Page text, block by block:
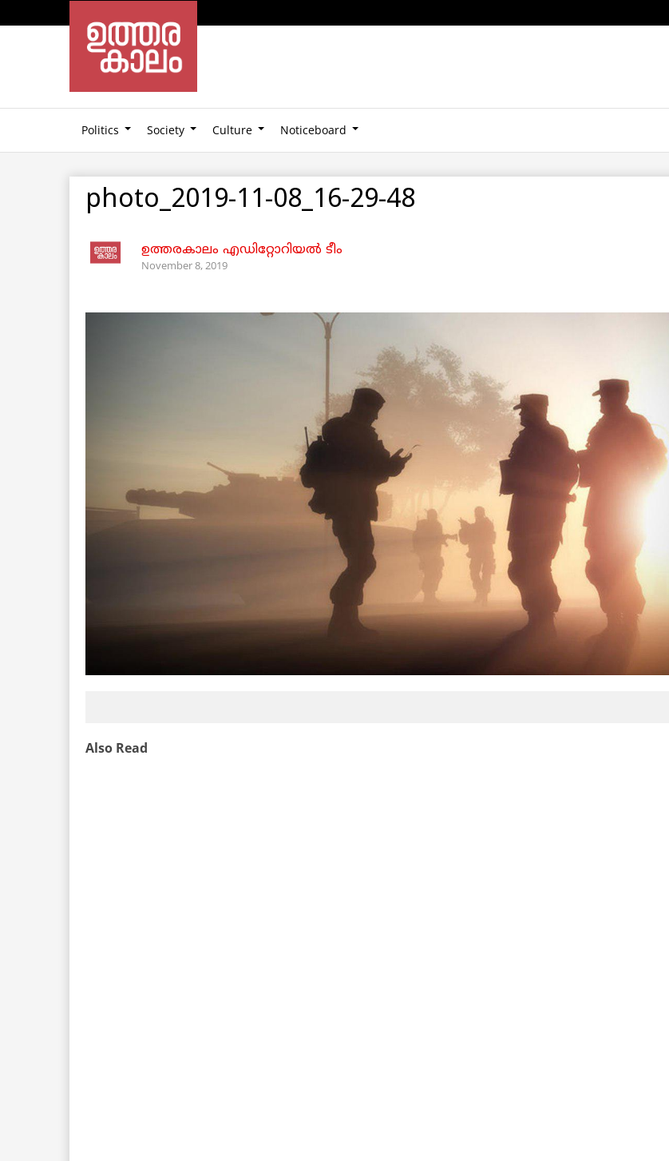
Politics Society Culture Noticeboard
photo_2019-11-08_16-29-48
ഉത്തരകാലം എഡിറ്റോറിയല്‍ ടീം
November 8, 2019
Also Read